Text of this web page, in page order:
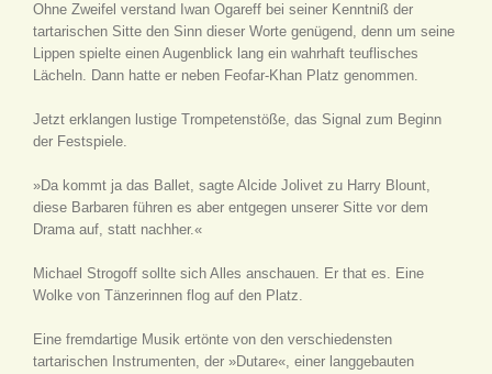
Ohne Zweifel verstand Iwan Ogareff bei seiner Kenntniß der
tartarischen Sitte den Sinn dieser Worte genügend, denn um seine
Lippen spielte einen Augenblick lang ein wahrhaft teuflisches
Lächeln. Dann hatte er neben Feofar-Khan Platz genommen.
Jetzt erklangen lustige Trompetenstöße, das Signal zum Beginn
der Festspiele.
»Da kommt ja das Ballet, sagte Alcide Jolivet zu Harry Blount,
diese Barbaren führen es aber entgegen unserer Sitte vor dem
Drama auf, statt nachher.«
Michael Strogoff sollte sich Alles anschauen. Er that es. Eine
Wolke von Tänzerinnen flog auf den Platz.
Eine fremdartige Musik ertönte von den verschiedensten
tartarischen Instrumenten, der »Dutare«, einer langgebauten